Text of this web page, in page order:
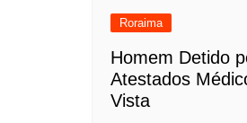
Roraima
Homem Detido
Atestados
Vista